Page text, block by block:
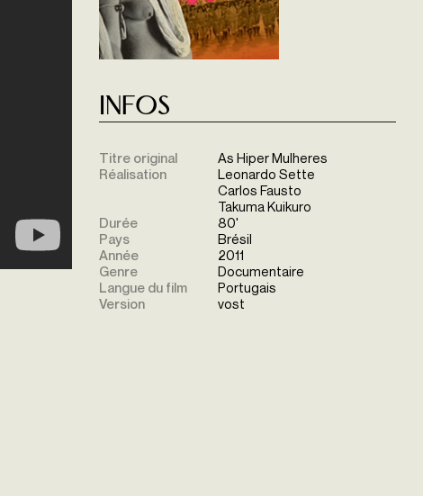
Infos
Titre original
As Hiper Mulheres
Réalisation
Leonardo Sette
Carlos Fausto
Takuma Kuikuro
Durée
80'
Pays
Brésil
Année
2011
Genre
Documentaire
Langue du film
Portugais
Version
vost